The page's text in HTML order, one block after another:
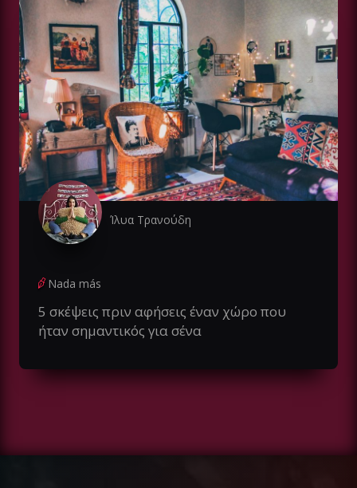
Ίλυα Τρανούδη
Nada más
5 σκέψεις πριν αφήσεις έναν χώρο που
ήταν σημαντικός για σένα